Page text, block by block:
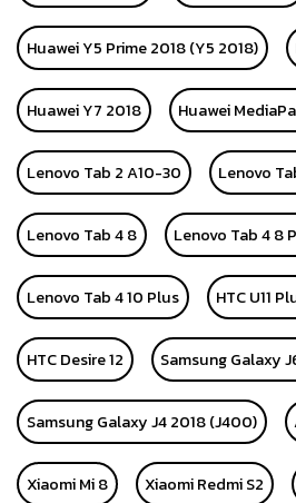
Huawei Y5 Prime 2018 (Y5 2018)
Huawei Y7 2018 Huawei
Lenovo Tab 2 A10-30 Lenovo
Lenovo Tab 4 8 Lenovo Tab 4 8
Lenovo Tab 4 10 Plus HTC U11
HTC Desire 12 Samsung Galaxy
Samsung Galaxy J4 2018 (J400)
Xiaomi Mi 8 Xiaomi Redmi S2